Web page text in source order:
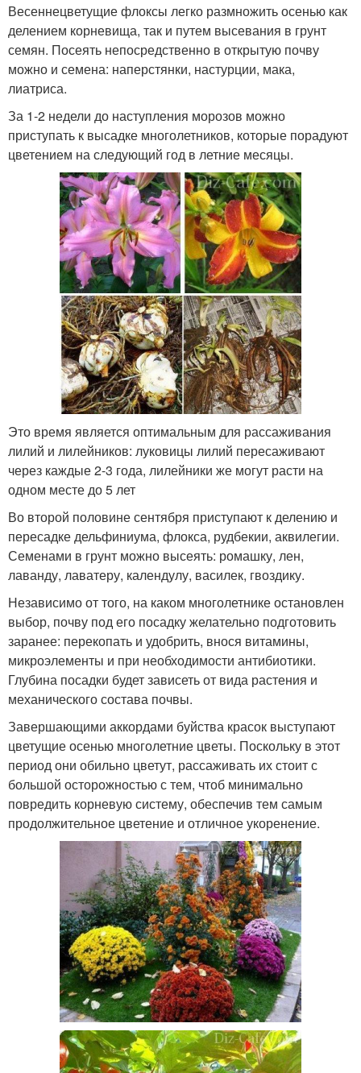
Весеннецветущие флоксы легко размножить осенью как
делением корневища, так и путем высевания в грунт
семян. Посеять непосредственно в открытую почву
можно и семена: наперстянки, настурции, мака,
лиатриса.
За 1-2 недели до наступления морозов можно
приступать к высадке многолетников, которые порадуют
цветением на следующий год в летние месяцы.
Это время является оптимальным для рассаживания
лилий и лилейников: луковицы лилий пересаживают
через каждые 2-3 года, лилейники же могут расти на
одном месте до 5 лет
Во второй половине сентября приступают к делению и
пересадке дельфиниума, флокса, рудбекии, аквилегии.
Семенами в грунт можно высеять: ромашку, лен,
лаванду, лаватеру, календулу, василек, гвоздику.
Независимо от того, на каком многолетнике остановлен
выбор, почву под его посадку желательно подготовить
заранее: перекопать и удобрить, внося витамины,
микроэлементы и при необходимости антибиотики.
Глубина посадки будет зависеть от вида растения и
механического состава почвы.
Завершающими аккордами буйства красок выступают
цветущие осенью многолетние цветы. Поскольку в этот
период они обильно цветут, рассаживать их стоит с
большой осторожностью с тем, чтоб минимально
повредить корневую систему, обеспечив тем самым
продолжительное цветение и отличное укоренение.